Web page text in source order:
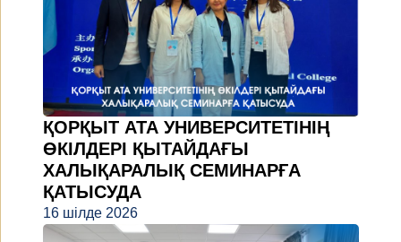
ҚОРҚЫТ АТА УНИВЕРСИТЕТІНІҢ
ӨКІЛДЕРІ ҚЫТАЙДАҒЫ
ХАЛЫҚАРАЛЫҚ СЕМИНАРҒА
ҚАТЫСУДА
16 шілде 2026